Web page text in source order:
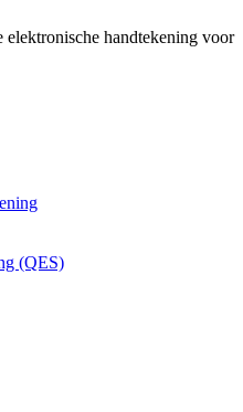
handtekening voor
(QES)